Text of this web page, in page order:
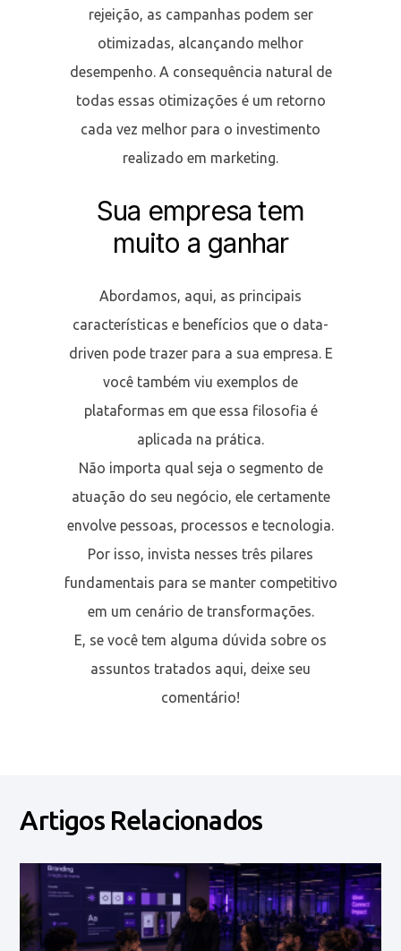
rejeição, as campanhas podem ser
otimizadas, alcançando melhor
desempenho. A consequência natural de
todas essas otimizações é um retorno
cada vez melhor para o investimento
realizado em marketing.
Sua empresa tem
muito a ganhar
Abordamos, aqui, as principais
características e benefícios que o data-
driven pode trazer para a sua empresa. E
você também viu exemplos de
plataformas em que essa filosofia é
aplicada na prática.
Não importa qual seja o segmento de
atuação do seu negócio, ele certamente
envolve pessoas, processos e tecnologia.
Por isso, invista nesses três pilares
fundamentais para se manter competitivo
em um cenário de transformações.
E, se você tem alguma dúvida sobre os
assuntos tratados aqui, deixe seu
comentário!
Artigos Relacionados